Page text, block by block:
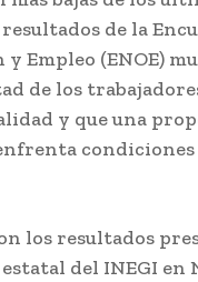
de la
y Empleo (ENOE)
de los
y que una
condiciones
los resultados
del INEGI en